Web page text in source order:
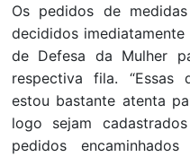
Os pedidos de
decididos
de Defesa da Mulher
respectiva fila. “Essas
estou bastante atenta
logo sejam
pedidos